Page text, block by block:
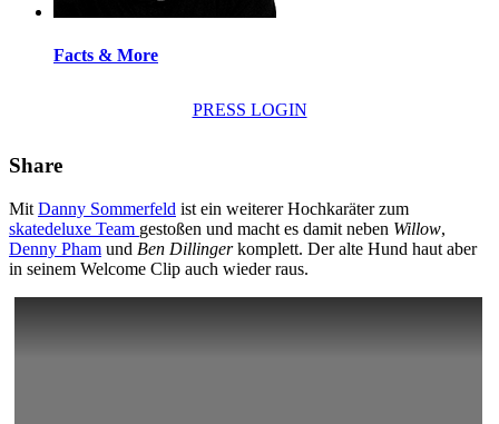
Facts & More
PRESS LOGIN
Share
Mit Danny Sommerfeld ist ein weiterer Hochkaräter zum
skatedeluxe Team gestoßen und macht es damit neben Willow,
Denny Pham und Ben Dillingerkomplett. Der alte Hund haut aber
in seinem Welcome Clip auch wieder raus.